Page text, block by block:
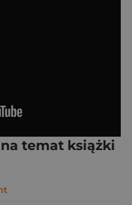
temat książki